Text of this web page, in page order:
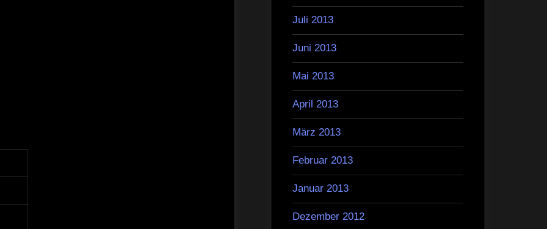
Juli 2013
Juni 2013
Mai 2013
April 2013
März 2013
Februar 2013
Januar 2013
Dezember 2012